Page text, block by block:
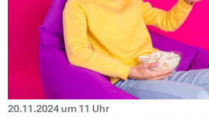
20.11.2024 um 11 Uhr